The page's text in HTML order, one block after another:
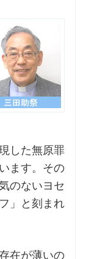
した無原罪
ます。その
のないヨセ
」と刻まれ
在が薄いの